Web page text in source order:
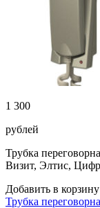
1 300
рублей
Трубка
Визит, Элтис,
Добавить в корзину
Трубка